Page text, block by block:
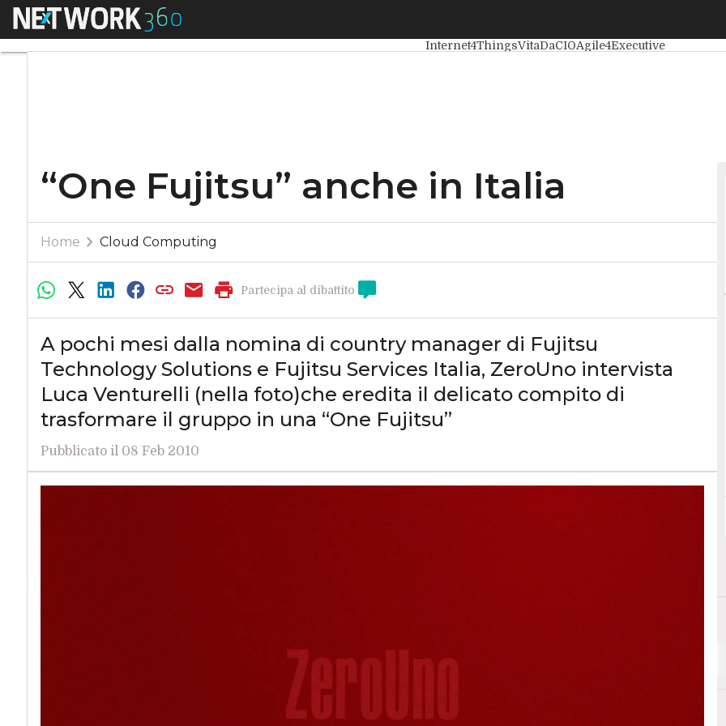
Menu
Internet4ThingsVitaDaCIOAgile4Executive
“One Fujitsu” anche in Italia
Home Cloud Computing
Partecipa al dibattito
A pochi mesi dalla nomina di country manager di Fujitsu
Technology Solutions e Fujitsu Services Italia, ZeroUno intervista
Luca Venturelli (nella foto)che eredita il delicato compito di
trasformare il gruppo in una “One Fujitsu”
Pubblicato il 08 Feb 2010
Intelligenza Artificiale M Marketing